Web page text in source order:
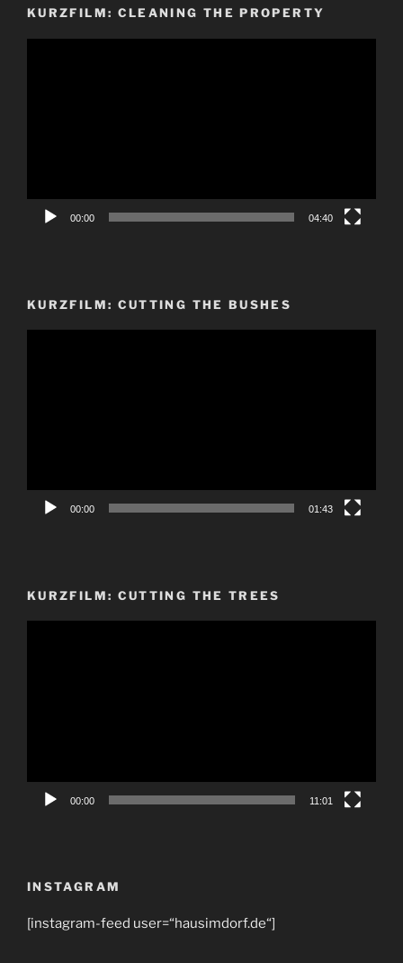
KURZFILM: CLEANING THE PROPERTY
00:00 04:40
KURZFILM: CUTTING THE BUSHES
00:00 01:43
KURZFILM: CUTTING THE TREES
00:00 11:01
INSTAGRAM
[instagram-feed user=“hausimdorf.de“]